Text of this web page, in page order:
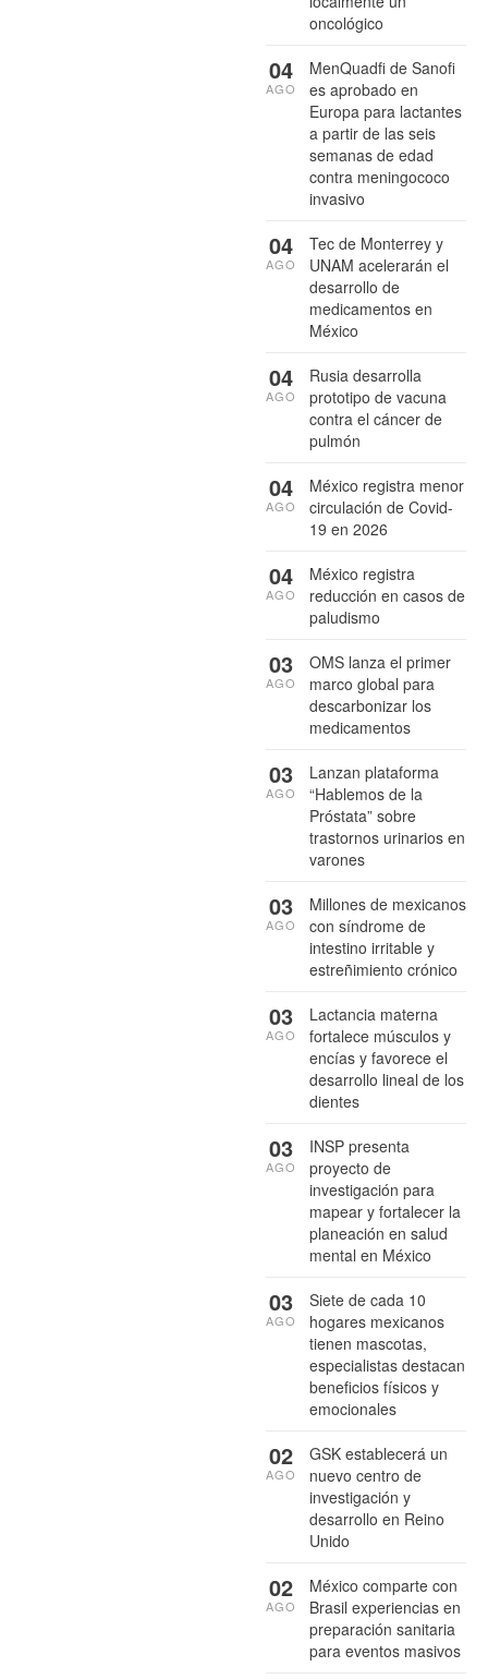
oncológico
MenQuadfi de Sanofi
es aprobado en
Europa para lactantes
a partir de las seis
semanas de edad
contra meningococo
invasivo
04
AGO
Tec de Monterrey y
UNAM acelerarán el
desarrollo de
medicamentos en
México
04
AGO
Rusia desarrolla
prototipo de vacuna
contra el cáncer de
pulmón
04
AGO
México registra menor
circulación de Covid-
19 en 2026
04
AGO
México registra
reducción en casos de
paludismo
04
AGO
OMS lanza el primer
marco global para
descarbonizar los
medicamentos
03
AGO
Lanzan plataforma
“Hablemos de la
Próstata” sobre
trastornos urinarios en
varones
03
AGO
Millones de mexicanos
con síndrome de
intestino irritable y
estreñimiento crónico
03
AGO
Lactancia materna
fortalece músculos y
encías y favorece el
desarrollo lineal de los
dientes
03
AGO
INSP presenta
proyecto de
investigación para
mapear y fortalecer la
planeación en salud
mental en México
03
AGO
Siete de cada 10
hogares mexicanos
tienen mascotas,
especialistas destacan
beneficios físicos y
emocionales
03
AGO
GSK establecerá un
nuevo centro de
investigación y
desarrollo en Reino
Unido
02
AGO
México comparte con
Brasil experiencias en
preparación sanitaria
para eventos masivos
02
AGO